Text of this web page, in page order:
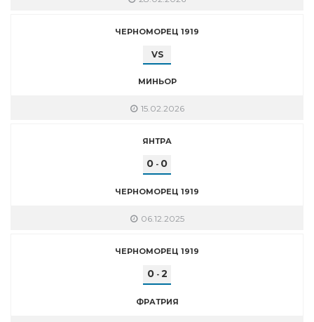
ЧЕРНОМОРЕЦ 1919
VS
МИНЬОР
15.02.2026
ЯНТРА
0 - 0
ЧЕРНОМОРЕЦ 1919
06.12.2025
ЧЕРНОМОРЕЦ 1919
0- 2
ФРАТРИЯ